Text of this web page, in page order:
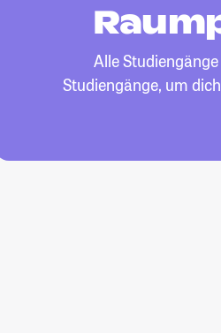
Alle
Studiengänge, um